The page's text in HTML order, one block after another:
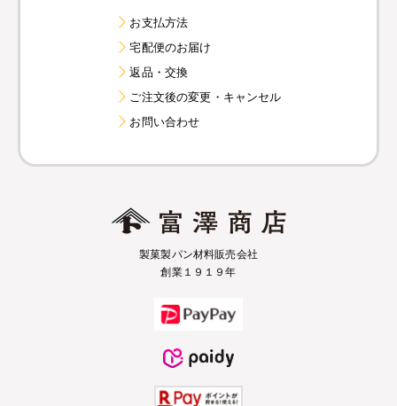
お支払方法
宅配便のお届け
返品・交換
ご注文後の変更・キャンセル
お問い合わせ
製菓製パン材料販売会社
創業１９１９年